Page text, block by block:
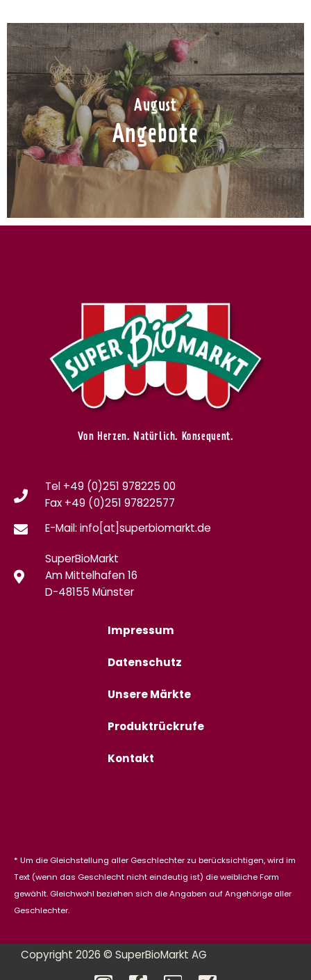
August
Angebote
Von Herzen. Natürlich. Konsequent.
Tel +49 (0)251 978225 00
Fax +49 (0)251 97822577
E-Mail: info[at]superbiomarkt.de
SuperBioMarkt
Am Mittelhafen 16
D-48155 Münster
Impressum
Datenschutz
Unsere Märkte
Produktrückrufe
Kontakt
* Um die Gleichstellung aller Geschlechter zu berücksichtigen, wird im
Text (wenn das Geschlecht nicht eindeutig ist) die weibliche Form
gewählt. Gleichwohl beziehen sich die Angaben auf Angehörige aller
Geschlechter.
Copyright 2026 © SuperBioMarkt AG